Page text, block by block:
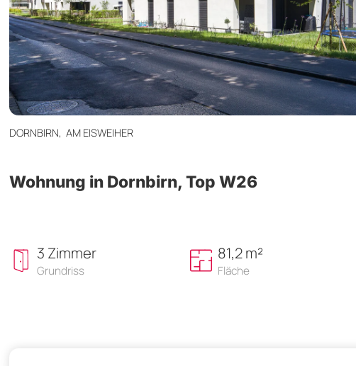
DORNBIRN, AM EISWEIHER
Wohnung in Dornbirn, Top W26
3 Zimmer
Grundriss
81,2 m²
Fläche